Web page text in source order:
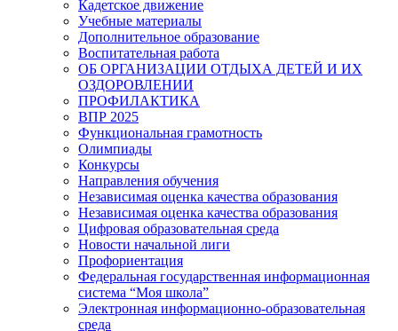
Кадетское движение
Учебные материалы
Дополнительное образование
Воспитательная работа
ОБ ОРГАНИЗАЦИИ ОТДЫХА ДЕТЕЙ И ИХ
ОЗДОРОВЛЕНИИ
ПРОФИЛАКТИКА
ВПР 2025
Функциональная грамотность
Олимпиады
Конкурсы
Направления обучения
Независимая оценка качества образования
Независимая оценка качества образования
Цифровая образовательная среда
Новости начальной лиги
Профориентация
Федеральная государственная информационная
система “Моя школа”
Электронная информационно-образовательная
среда